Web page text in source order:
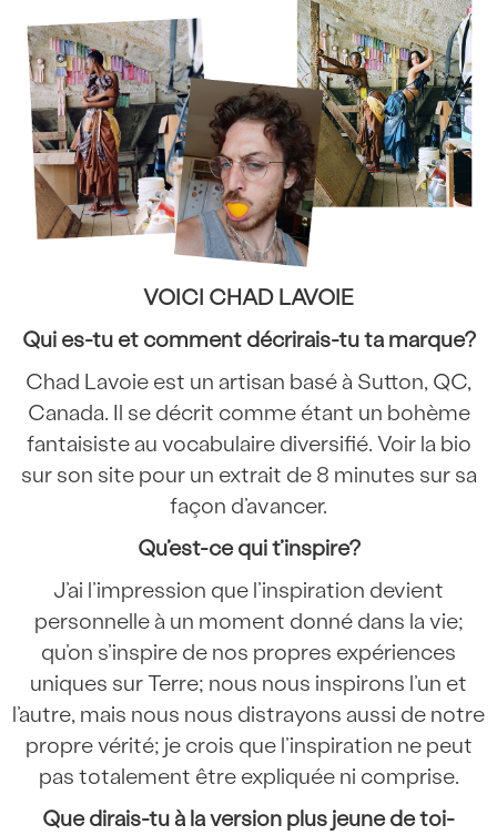
VOICI CHAD LAVOIE
Qui es-tu et comment décrirais-tu ta marque?
Chad Lavoie est un artisan basé à Sutton, QC,
Canada. Il se décrit comme étant un bohème
fantaisiste au vocabulaire diversifié. Voir la bio
sur son site pour un extrait de 8 minutes sur sa
façon d’avancer.
Qu’est-ce qui t’inspire?
J’ai l’impression que l’inspiration devient
personnelle à un moment donné dans la vie;
qu’on s’inspire de nos propres expériences
uniques sur Terre; nous nous inspirons l’un et
l’autre, mais nous nous distrayons aussi de notre
propre vérité; je crois que l’inspiration ne peut
pas totalement être expliquée ni comprise.
Que dirais-tu à la version plus jeune de toi-